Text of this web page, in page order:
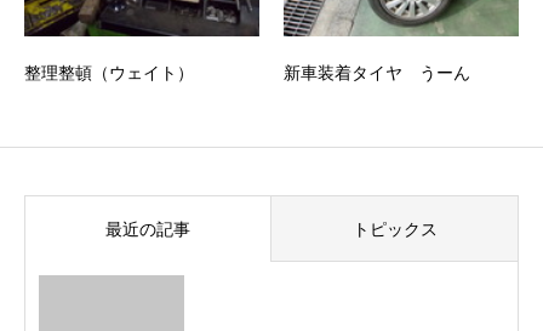
整理整頓（ウェイト） 新車装着タイヤ うーん
最近の記事 トピックス